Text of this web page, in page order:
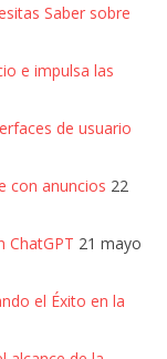
Saber sobre
e impulsa las
de usuario
con anuncios 22
ChatGPT 21 mayo
el Éxito en la